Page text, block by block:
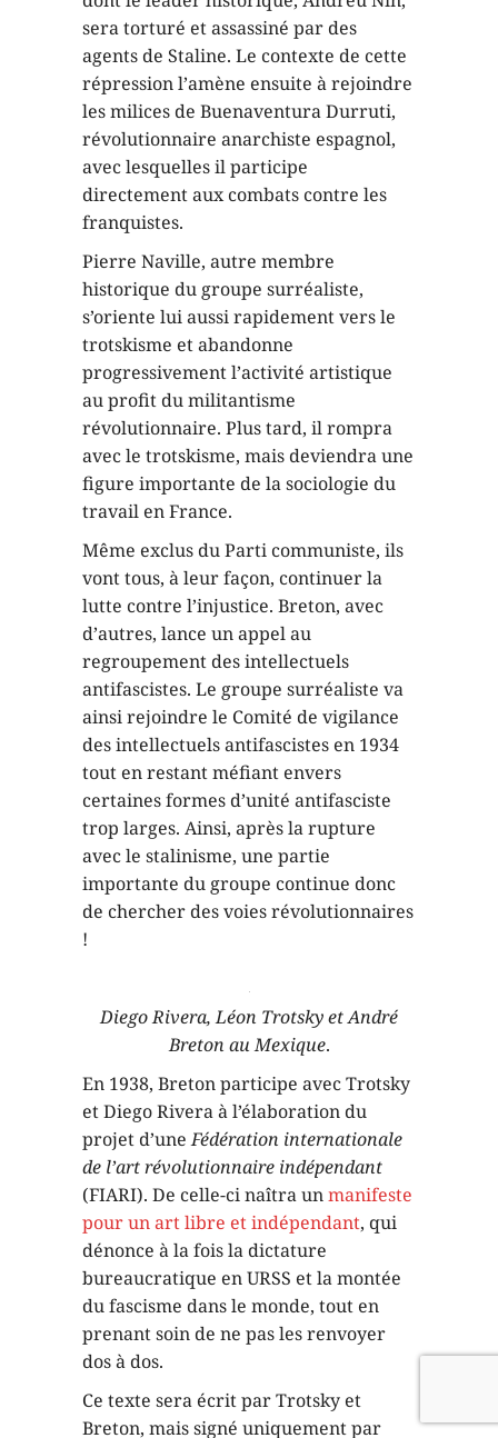
sera torturé et assassiné par des
agents de Staline. Le contexte de cette
répression l’amène ensuite à rejoindre
les milices de Buenaventura Durruti,
révolutionnaire anarchiste espagnol,
avec lesquelles il participe
directement aux combats contre les
franquistes.
Pierre Naville, autre membre
historique du groupe surréaliste,
s’oriente lui aussi rapidement vers le
trotskisme et abandonne
progressivement l’activité artistique
au profit du militantisme
révolutionnaire. Plus tard, il rompra
avec le trotskisme, mais deviendra une
figure importante de la sociologie du
travail en France.
Même exclus du Parti communiste, ils
vont tous, à leur façon, continuer la
lutte contre l’injustice. Breton, avec
d’autres, lance un appel au
regroupement des intellectuels
antifascistes. Le groupe surréaliste va
ainsi rejoindre le Comité de vigilance
des intellectuels antifascistes en 1934
tout en restant méfiant envers
certaines formes d’unité antifasciste
trop larges. Ainsi, après la rupture
avec le stalinisme, une partie
importante du groupe continue donc
de chercher des voies révolutionnaires
!
Diego Rivera, Léon Trotsky et André
Breton au Mexique.
En 1938, Breton participe avec Trotsky
et Diego Rivera à l’élaboration du
projet d’uneFédération internationale
de l’art révolutionnaire indépendant
(FIARI). De celle-ci naîtra unmanifeste
pour un art libre et indépendant, qui
dénonce à la fois la dictature
bureaucratique en URSS et la montée
du fascisme dans le monde, tout en
prenant soin de ne pas les renvoyer
dos à dos.
Ce texte sera écrit par Trotsky et
Breton, mais signé uniquement par